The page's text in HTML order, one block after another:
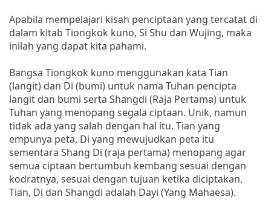
Apabila mempelajari kisah penciptaan yang tercatat di
dalam kitab Tiongkok kuno, Si Shu dan Wujing, maka
inilah yang dapat kita pahami.
Bangsa Tiongkok kuno menggunakan kata Tian
(langit) dan Di (bumi) untuk nama Tuhan pencipta
langit dan bumi serta Shangdi (Raja Pertama) untuk
Tuhan yang menopang segala ciptaan. Unik, namun
tidak ada yang salah dengan hal itu. Tian yang
empunya peta, Di yang mewujudkan peta itu
sementara Shang Di (raja pertama) menopang agar
semua ciptaan bertumbuh kembang sesuai dengan
kodratnya, sesuai dengan tujuan ketika diciptakan.
Tian, Di dan Shangdi adalah Dayi (Yang Mahaesa).